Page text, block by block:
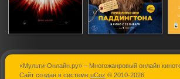
Эбигейл
«Мульти-Онлайн.ру» – Многожанровый онлайн
Сайт создан в системе uCoz © 2010-2026